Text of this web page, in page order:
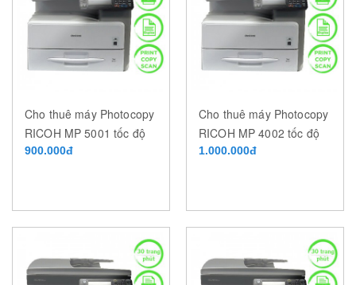
Cho thuê máy Photocopy
RICOH MP 5001 tốc độ
50 trang/phút
900.000đ
Cho thuê máy Photocopy
RICOH MP 4002 tốc độ
40 trang/phút
1.000.000đ